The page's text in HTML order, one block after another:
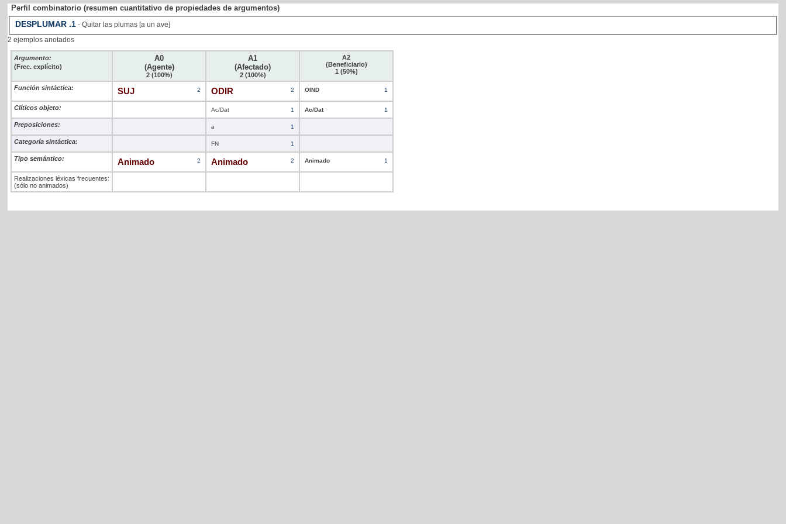
Perfil combinatorio (resumen cuantitativo de propiedades de argumentos)
DESPLUMAR .1 - Quitar las plumas [a un ave]
2 ejemplos anotados
Argumento:
(Frec. explícito)
A0
(Agente)
2 (100%)
A1
(Afectado)
2 (100%)
A2
(Beneficiario)
1 (50%)
Función sintáctica: SUJ 2 ODIR 2 OIND 1
Clíticos objeto: Ac/Dat 1 Ac/Dat 1
Preposiciones: a 1
Categoría sintáctica: FN 1
Tipo semántico: Animado 2 Animado 2 Animado 1
Realizaciones léxicas frecuentes:
(sólo no animados)